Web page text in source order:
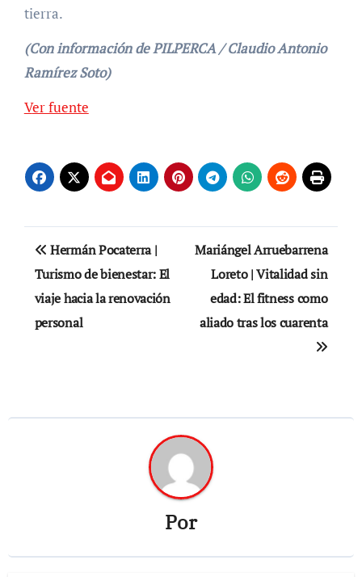
tierra.
(Con información de PILPERCA / Claudio Antonio
Ramírez Soto)
Navegación
entradas
Ver fuente
Navegación
de
entradas
Hermán Pocaterra |
Turismo de bienestar: El
viaje hacia la renovación
personal
Mariángel Arruebarrena
Loreto | Vitalidad sin
edad: El fitness como
aliado tras los cuarenta
Por